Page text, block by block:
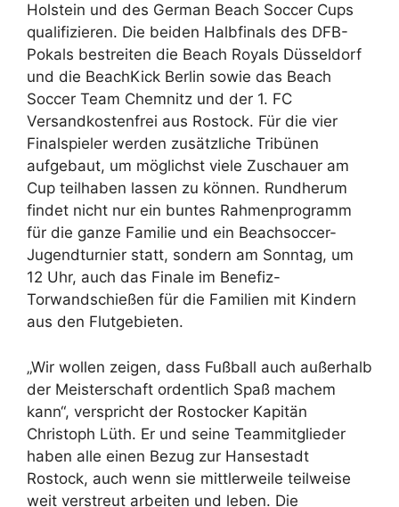
Holstein und des German Beach Soccer Cups
qualifizieren. Die beiden Halbfinals des DFB-
Pokals bestreiten die Beach Royals Düsseldorf
und die BeachKick Berlin sowie das Beach
Soccer Team Chemnitz und der 1. FC
Versandkostenfrei aus Rostock. Für die vier
Finalspieler werden zusätzliche Tribünen
aufgebaut, um möglichst viele Zuschauer am
Cup teilhaben lassen zu können. Rundherum
findet nicht nur ein buntes Rahmenprogramm
für die ganze Familie und ein Beachsoccer-
Jugendturnier statt, sondern am Sonntag, um
12 Uhr, auch das Finale im Benefiz-
Torwandschießen für die Familien mit Kindern
aus den Flutgebieten.
„Wir wollen zeigen, dass Fußball auch außerhalb
der Meisterschaft ordentlich Spaß machem
kann“, verspricht der Rostocker Kapitän
Christoph Lüth. Er und seine Teammitglieder
haben alle einen Bezug zur Hansestadt
Rostock, auch wenn sie mittlerweile teilweise
weit verstreut arbeiten und leben. Die